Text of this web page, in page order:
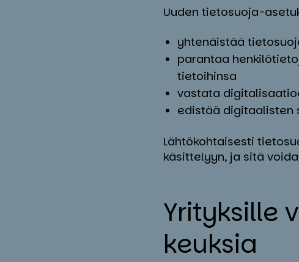
Uuden tietosuoja-
yhtenäistää
parantaa
tietoihinsa
vastata
edistää digitaalisten
Lähtökohtaisesti
käsittelyyn, ja sitä
Yri­tyk­sil­le
keuk­sia